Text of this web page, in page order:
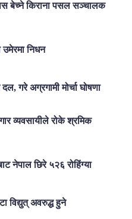
बेच्ने किराना पसल सञ्चालक
उमेरमा निधन
गरे अग्रगामी मोर्चा घोषणा
व्यवसायीले रोके श्रमिक
नेपाल छिरे ५२६ रोहिंग्या
विद्युत् अवरुद्ध हुने